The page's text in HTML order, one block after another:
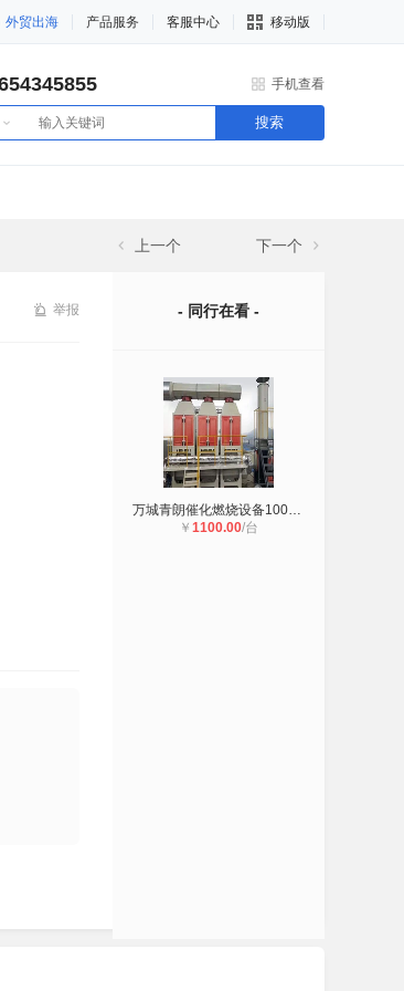
外贸出海 产品服务 客服中心 移动版
手机查看
搜索
上一个 下一个
举报 - 同行在看 -
万城青朗催化燃烧设备10000风量
￥ 1100.00/台